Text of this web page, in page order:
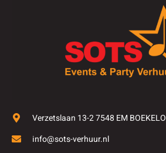
Verzetslaan 13-2 7548 EM BOEKELO
info@sots-verhuur.nl